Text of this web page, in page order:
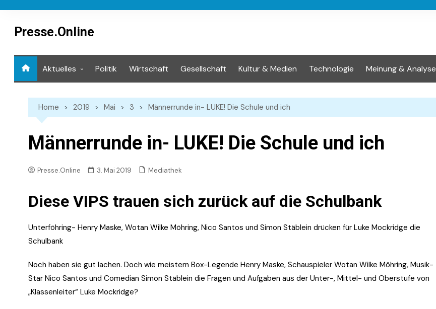
contentPresse.Online
Aktuelles Politik Wirtschaft Gesellschaft Kultur & Medien Technologie Meinung & Analyse
Home 2019 Mai 3 Männerrunde in- LUKE! Die Schule und ich
Männerrunde in- LUKE! Die Schule und ich
Presse.Online 3. Mai 2019 Mediathek
Diese VIPS trauen sich zurück auf die Schulbank
Unterföhring- Henry Maske, Wotan Wilke Möhring, Nico Santos und Simon Stäblein drücken für Luke Mockridge die
Schulbank
Noch haben sie gut lachen. Doch wie meistern Box-Legende Henry Maske, Schauspieler Wotan Wilke Möhring, Musik-
Star Nico Santos und Comedian Simon Stäblein die Fragen und Aufgaben aus der Unter-, Mittel- und Oberstufe von
„Klassenleiter“ Luke Mockridge?